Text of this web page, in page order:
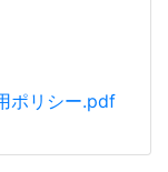
ポリシー.pdf